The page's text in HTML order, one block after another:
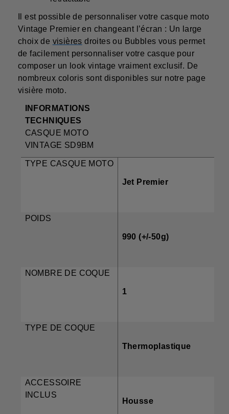
Il est possible de personnaliser votre casque moto
Vintage Premier en changeant l’écran : Un large
choix de visières droites ou Bubbles vous permet
de facilement personnaliser votre casque pour
composer un look vintage vraiment exclusif. De
nombreux coloris sont disponibles sur notre page
visière moto.
INFORMATIONS
TECHNIQUES
CASQUE MOTO
VINTAGE SD9BM
TYPE CASQUE MOTO
Jet Premier
POIDS
990 (+/-50g)
NOMBRE DE COQUE
1
TYPE DE COQUE
Thermoplastique
ACCESSOIRE
INCLUS
Housse